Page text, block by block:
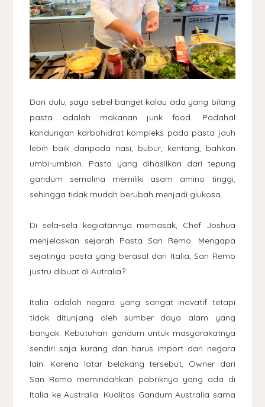
Dari dulu, saya sebel banget kalau ada yang bilang
pasta adalah makanan junk food. Padahal
kandungan karbohidrat kompleks pada pasta jauh
lebih baik daripada nasi, bubur, kentang, bahkan
umbi-umbian. Pasta yang dihasilkan dari tepung
gandum semolina memiliki asam amino tinggi,
sehingga tidak mudah berubah menjadi glukosa.
Di sela-sela kegiatannya memasak, Chef Joshua
menjelaskan sejarah Pasta San Remo. Mengapa
sejatinya pasta yang berasal dari Italia, San Remo
justru dibuat di Autralia?
Italia adalah negara yang sangat inovatif tetapi
tidak ditunjang oleh sumber daya alam yang
banyak. Kebutuhan gandum untuk masyarakatnya
sendiri saja kurang dan harus import dari negara
lain. Karena latar belakang tersebut, Owner dari
San Remo memindahkan pabriknya yang ada di
Italia ke Australia. Kualitas Gandum Australia sama